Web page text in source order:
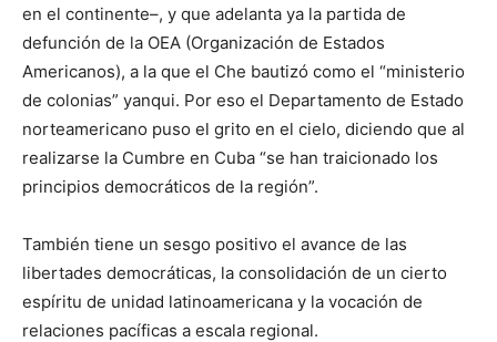
en el continente–, y que adelanta ya la partida de
defunción de la OEA (Organización de Estados
Americanos), a la que el Che bautizó como el “ministerio
de colonias” yanqui. Por eso el Departamento de Estado
norteamericano puso el grito en el cielo, diciendo que al
realizarse la Cumbre en Cuba “se han traicionado los
principios democráticos de la región”.
También tiene un sesgo positivo el avance de las
libertades democráticas, la consolidación de un cierto
espíritu de unidad latinoamericana y la vocación de
relaciones pacíficas a escala regional.